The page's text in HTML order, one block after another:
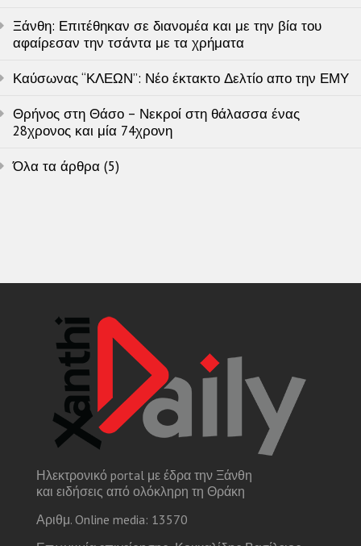
Ξάνθη: Επιτέθηκαν σε διανομέα και με την βία του
αφαίρεσαν την τσάντα με τα χρήματα
Καύσωνας “ΚΛΕΩΝ”: Νέο έκτακτο Δελτίο απο την ΕΜΥ
Θρήνος στη Θάσο – Νεκροί στη θάλασσα ένας
28χρονος και μία 74χρονη
Όλα τα άρθρα (5)
Ηλεκτρονικό portal με έδρα την Ξάνθη
και ειδήσεις από ολόκληρη τη Θράκη
Αριθμ. Online media: 13570